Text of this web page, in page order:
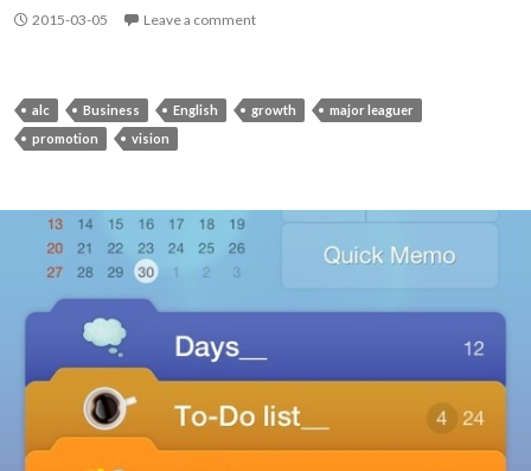
2015-03-05 Leave a comment
alc Business English growth
major leaguer
promotion
vision